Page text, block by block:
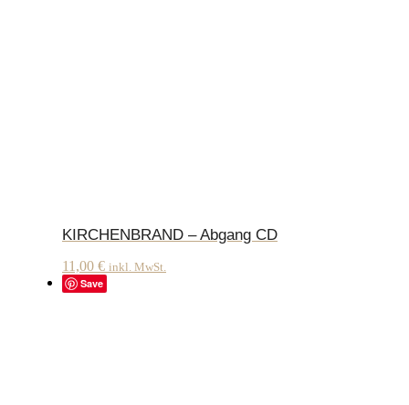
KIRCHENBRAND – Abgang CD
11,00 € inkl. MwSt.
Save